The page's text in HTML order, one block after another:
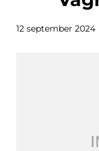
12 september 2024